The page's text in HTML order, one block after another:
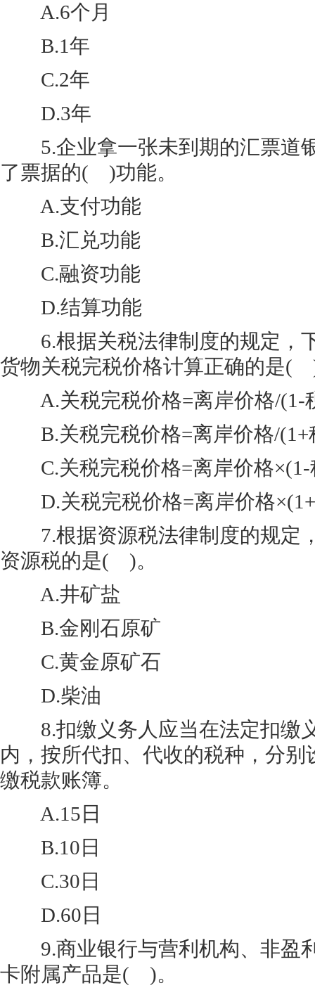
A.6个月
B.1年
C.2年
D.3年
5.企业拿一张未到期的汇票道
了票据的( )功能。
A.支付功能
B.汇兑功能
C.融资功能
D.结算功能
6.根据关税法律制度的规定，
货物关税完税价格计算正确的是(
A.关税完税价格=离岸价格/(1-
B.关税完税价格=离岸价格/(1+
C.关税完税价格=离岸价格×(1-
D.关税完税价格=离岸价格
7.根据资源税法律制度的规定
资源税的是( )。
A.井矿盐
B.金刚石原矿
C.黄金原矿石
D.柴油
8.扣缴义务人应当在法定扣缴
内，按所代扣、代收的税种，分
缴税款账簿。
A.15日
B.10日
C.30日
D.60日
9.商业银行与营利机构、非盈
卡附属产品是( )。